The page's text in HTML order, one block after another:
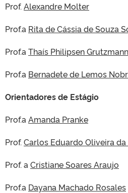
Prof. Alexandre Molter
Prof.a Rita de Cássia de Souza
Prof.a Thaís Philipsen Grutzmann
Prof.a Bernadete de Lemos
Orientadores de Estágio
Prof.a Amanda Pranke
Prof. Carlos Eduardo Oliveira da
Prof. a Cristiane Soares Araujo
Prof.a Dayana Machado Rosales